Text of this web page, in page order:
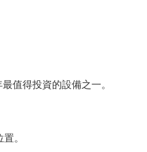
值得投資的設備之一。
。